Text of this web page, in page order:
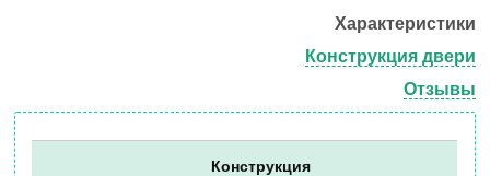
Характеристики
Конструкция двери
Отзывы
Конструкция